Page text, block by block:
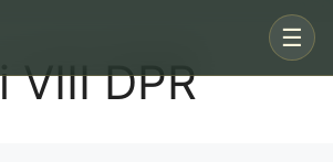
☰
VIII DPR